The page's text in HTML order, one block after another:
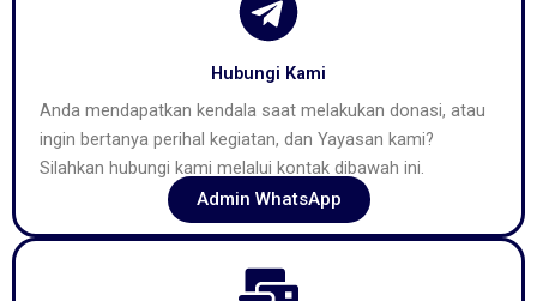
Hubungi Kami
Anda mendapatkan kendala saat melakukan donasi, atau
ingin bertanya perihal kegiatan, dan Yayasan kami?
Silahkan hubungi kami melalui kontak dibawah ini.
Admin WhatsApp